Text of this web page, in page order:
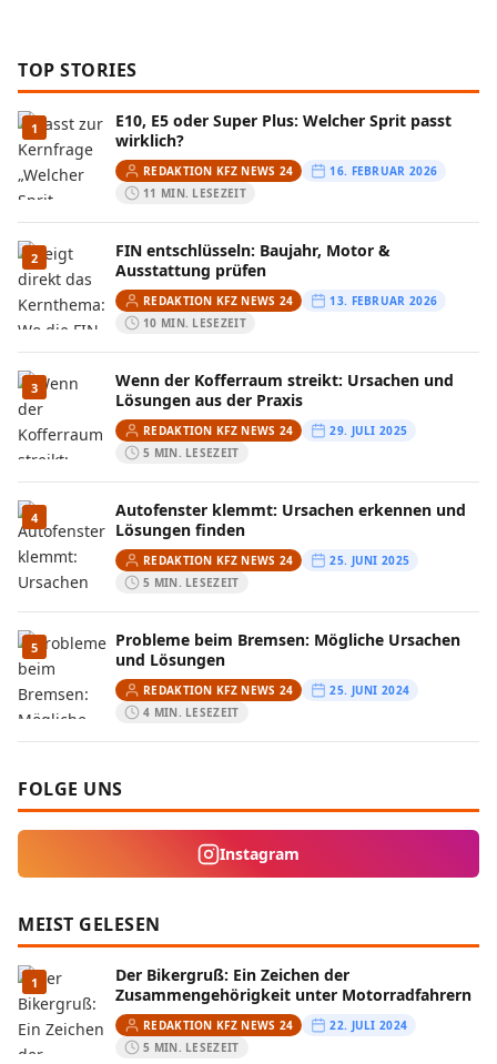
TOP STORIES
1
E10, E5 oder Super Plus: Welcher Sprit passt
wirklich?
REDAKTION KFZ NEWS 24
16. FEBRUAR 2026
11 MIN. LESEZEIT
2
FIN entschlüsseln: Baujahr, Motor &
Ausstattung prüfen
REDAKTION KFZ NEWS 24
13. FEBRUAR 2026
10 MIN. LESEZEIT
3
Wenn der Kofferraum streikt: Ursachen und
Lösungen aus der Praxis
REDAKTION KFZ NEWS 24
29. JULI 2025
5 MIN. LESEZEIT
4
Autofenster klemmt: Ursachen erkennen und
Lösungen finden
REDAKTION KFZ NEWS 24
25. JUNI 2025
5 MIN. LESEZEIT
5
Probleme beim Bremsen: Mögliche Ursachen
und Lösungen
REDAKTION KFZ NEWS 24
25. JUNI 2024
4 MIN. LESEZEIT
FOLGE UNS
Instagram
MEIST GELESEN
1
Der Bikergruß: Ein Zeichen der
Zusammengehörigkeit unter Motorradfahrern
REDAKTION KFZ NEWS 24
22. JULI 2024
5 MIN. LESEZEIT